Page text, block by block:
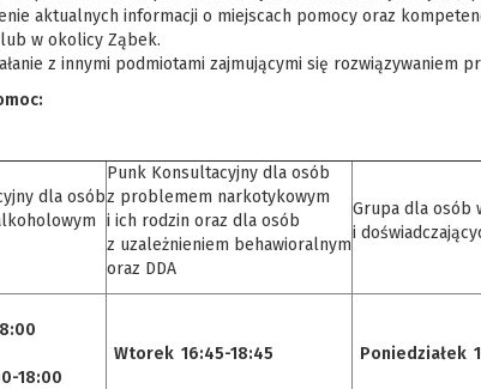
aktualnych informacji o miejscach pomocy oraz
w okolicy Ząbek.
z innymi podmiotami zajmującymi się rozwiązywaniem
dla osób
Punk Konsultacyjny dla osób
z problemem narkotykowym
i ich rodzin oraz dla osób
z uzależnieniem behawioralnym
oraz DDA
Grupa dla osób
i
18:00
Wtorek 16:45-18:45 Poniedziałek